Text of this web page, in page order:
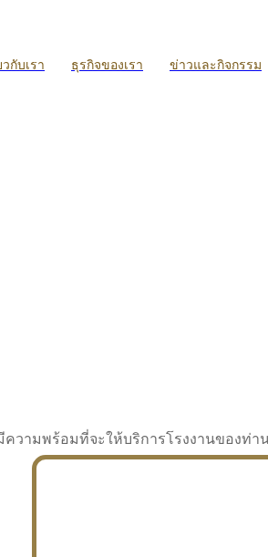
วกับเรา ธุรกิจของเรา ข่าวและกิจกรรม
ามพร้อมที่จะให้บริการโรงงานของท่า